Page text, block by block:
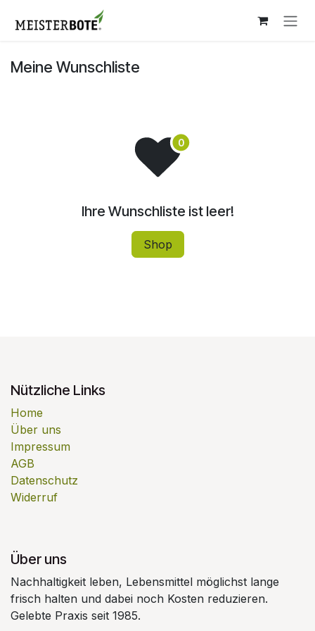
Zum Inhalt springen
Meine Wunschliste
Ihre Wunschliste ist leer!
Shop
Nützliche Links
Home
Über uns
Impressum
AGB
Datenschutz
Widerruf
Über uns
Nachhaltigkeit leben, Lebensmittel möglichst lange
frisch halten und dabei noch Kosten reduzieren.
Gelebte Praxis seit 1985.